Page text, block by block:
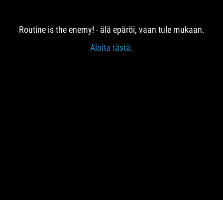
Routine is the enemy! - älä epäröi, vaan tule mukaan.
Aloita tästä.